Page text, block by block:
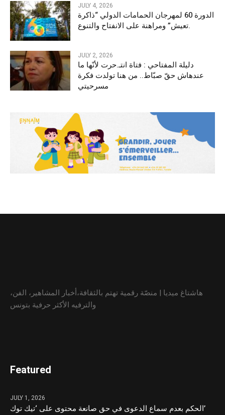
JULY 4, 2026
الدورة 60 لمهرجان الحمامات الدولي “ذاكرة
تعيش” ومراهنة على الانفتاح والتنوع.
JULY 2, 2026
دليلة المفتاحي : فتاة انتـ.حرت لأنّها ما
عندهاش حقّ صبّاط.. من هنا تولدت فكرة
مسرحيتي
هاشتاغ ميديا | منصّة رقمية تهتم بالثقافة،أخبار المشاهير، الفن،
والترفيه الأكثر حرفية بتونس
Featured
JULY 1, 2026
الحكم بعدم سماع الدعوى في حق صانعة محتوى على ‘تيك توك’